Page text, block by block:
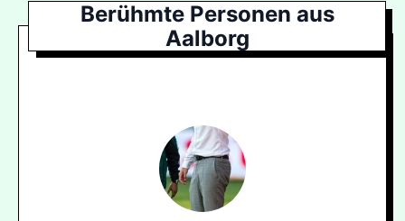
Berühmte Personen aus
Aalborg